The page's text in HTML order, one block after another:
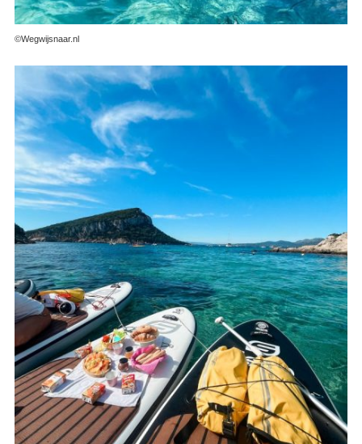
©Wegwijsnaar.nl